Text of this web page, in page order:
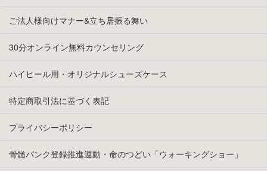
ご法人様向けマナー&立ち居振る舞い
30分オンライン無料カウンセリング
ハイヒール用・オリジナルシューズケース
特定商取引法に基づく表記
プライバシーポリシー
骨髄バンク登録推進運動・命のつどい「ウォーキングショー」